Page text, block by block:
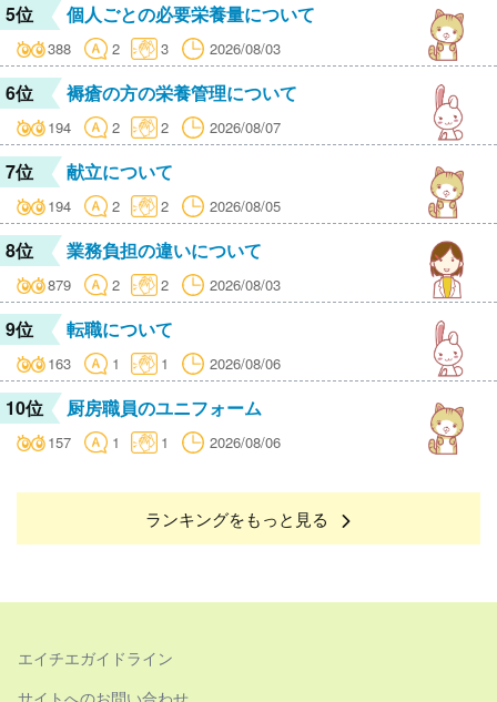
5位 個人ごとの必要栄養量について
388 2 3 2026/08/03
6位 褥瘡の方の栄養管理について
194 2 2 2026/08/07
7位 献立について
194 2 2 2026/08/05
8位 業務負担の違いについて
879 2 2 2026/08/03
9位 転職について
163 1 1 2026/08/06
10位 厨房職員のユニフォーム
157 1 1 2026/08/06
ランキングをもっと見る
エイチエガイドライン